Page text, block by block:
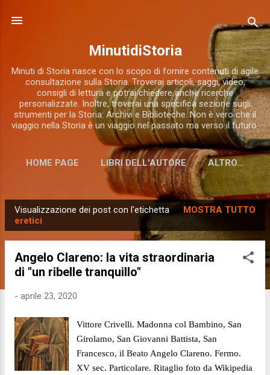
MinutidiStoria
Minuti di Storia nasce con lo scopo di fornire contenuti di agile
consultazione sulla Storia. Troverai articoli, saggi, video,
consigli di lettura e potrai chiedere anche ricerche
personalizzate. Inoltre, troverai una specifica sezione sugli
strumenti per la Storia: Archivi e Biblioteche. Non è vero che il
viaggio nella Storia è un viaggio nel passato ma verso il futuro.
HOME PAGE LIBRI DELL'AUTORE ALTRO…
o
Visualizzazione dei post con l'etichetta
eretici
MOSTRA TUTTO
Angelo Clareno: la vita straordinaria
di "un ribelle tranquillo"
- aprile 23, 2020
Vittore Crivelli. Madonna col Bambino, San
Girolamo, San Giovanni Battista, San
Francesco, il Beato Angelo Clareno. Fermo.
XV sec. Particolare. Ritaglio foto da Wikipedia